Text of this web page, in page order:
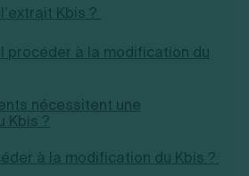
cabinet d'expertise
Kbis ?
procéder à la modification du
nécessitent une
Kbis ?
à la modification du Kbis ?